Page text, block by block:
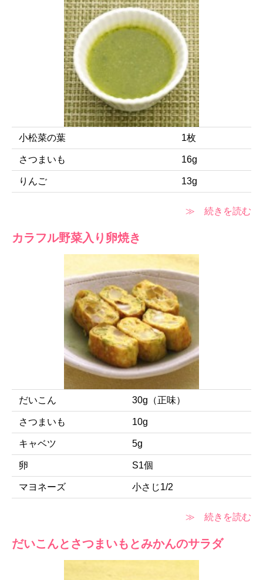
小松菜の葉 1枚
さつまいも 16g
りんご 13g
≫ 続きを読む
カラフル野菜入り卵焼き
だいこん 30g（正味）
さつまいも 10g
キャベツ 5g
卵 S1個
マヨネーズ 小さじ1/2
≫ 続きを読む
だいこんとさつまいもとみかんのサラダ